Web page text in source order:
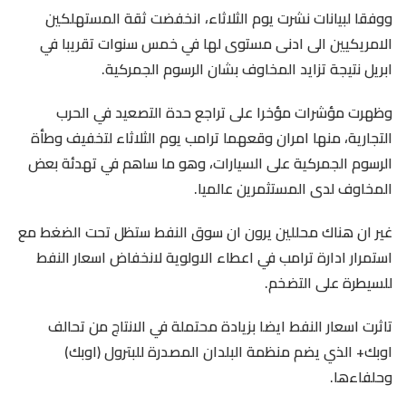
ووفقا لبيانات نشرت يوم الثلاثاء، انخفضت ثقة المستهلكين
الامريكيين الى ادنى مستوى لها في خمس سنوات تقريبا في
ابريل نتيجة تزايد المخاوف بشان الرسوم الجمركية.
وظهرت مؤشرات مؤخرا على تراجع حدة التصعيد في الحرب
التجارية، منها امران وقعهما ترامب يوم الثلاثاء لتخفيف وطأة
الرسوم الجمركية على السيارات، وهو ما ساهم في تهدئة بعض
المخاوف لدى المستثمرين عالميا.
غير ان هناك محللين يرون ان سوق النفط ستظل تحت الضغط مع
استمرار ادارة ترامب في اعطاء الاولوية لانخفاض اسعار النفط
للسيطرة على التضخم.
تاثرت اسعار النفط ايضا بزيادة محتملة في الانتاج من تحالف
اوبك+ الذي يضم منظمة البلدان المصدرة للبترول (اوبك)
وحلفاءها.